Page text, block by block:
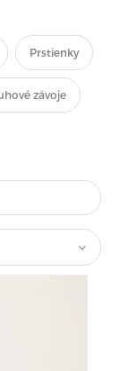
Prstienky
závoje